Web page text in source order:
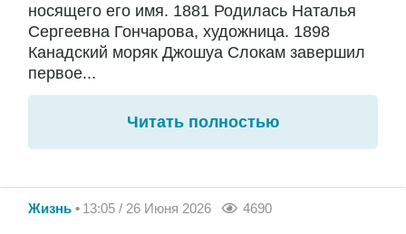
носящего его имя. 1881 Родилась Наталья
Сергеевна Гончарова, художница. 1898
Канадский моряк Джошуа Слокам завершил
первое...
Читать полностью
Жизнь 13:05 / 26 Июня 2026 4690